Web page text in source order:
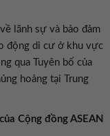
lãnh sự và bảo đảm
động di cư ở khu vực
qua Tuyên bố của
hoảng tại Trung
Cộng đồng ASEAN